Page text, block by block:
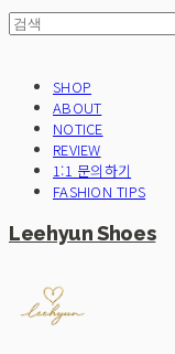
SHOP
ABOUT
NOTICE
REVIEW
1:1 문의하기
FASHION TIPS
Leehyun Shoes